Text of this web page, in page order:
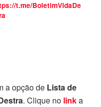
t.me/BoletimVidaDe
a opção de Lista de
. Clique no linka